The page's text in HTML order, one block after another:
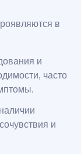
в
и
часто
и